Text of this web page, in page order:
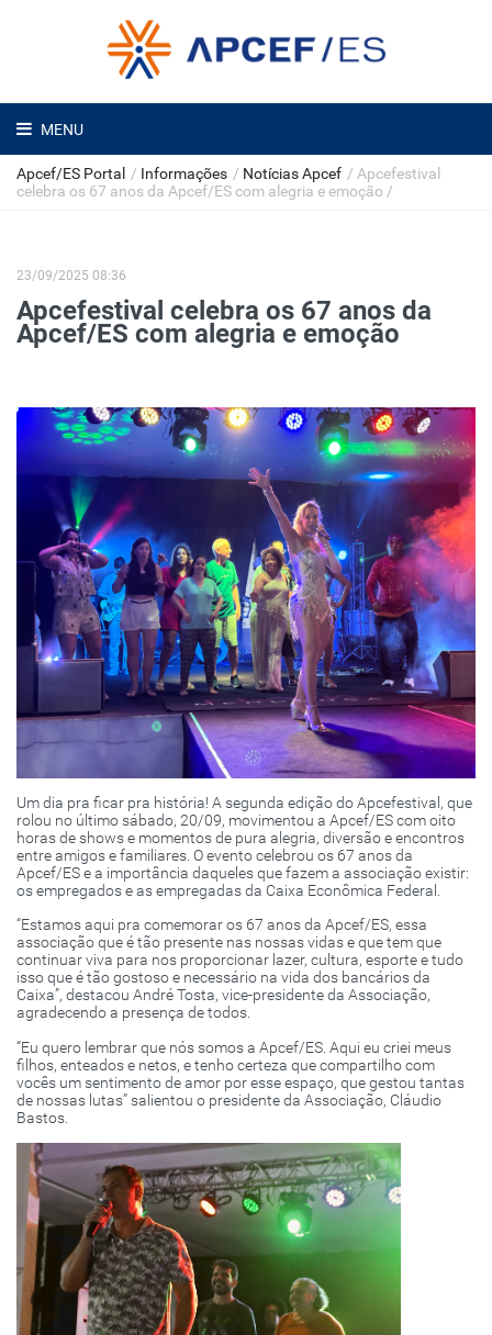
MENU
Apcef/ES Portal / Informações / Notícias Apcef / Apcefestival
celebra os 67 anos da Apcef/ES com alegria e emoção /
23/09/2025 08:36
Apcefestival celebra os 67 anos da
Apcef/ES com alegria e emoção
Um dia pra ficar pra história! A segunda edição do Apcefestival, que
rolou no último sábado, 20/09, movimentou a Apcef/ES com oito
horas de shows e momentos de pura alegria, diversão e encontros
entre amigos e familiares. O evento celebrou os 67 anos da
Apcef/ES e a importância daqueles que fazem a associação existir:
os empregados e as empregadas da Caixa Econômica Federal.
“Estamos aqui pra comemorar os 67 anos da Apcef/ES, essa
associação que é tão presente nas nossas vidas e que tem que
continuar viva para nos proporcionar lazer, cultura, esporte e tudo
isso que é tão gostoso e necessário na vida dos bancários da
Caixa”, destacou André Tosta, vice-presidente da Associação,
agradecendo a presença de todos.
“Eu quero lembrar que nós somos a Apcef/ES. Aqui eu criei meus
filhos, enteados e netos, e tenho certeza que compartilho com
vocês um sentimento de amor por esse espaço, que gestou tantas
de nossas lutas” salientou o presidente da Associação, Cláudio
Bastos.